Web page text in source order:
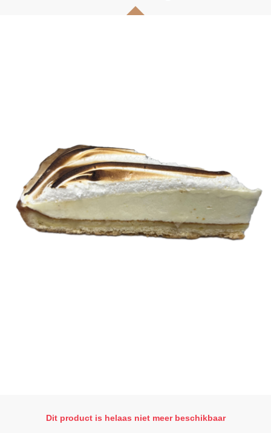
Dit product is helaas niet meer beschikbaar